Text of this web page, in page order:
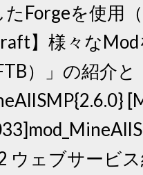
たForgeを使用
】様々な
）」の紹介
ウェブサービ